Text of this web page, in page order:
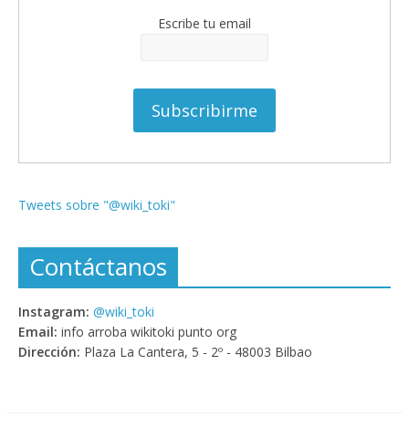
Escribe tu email
Tweets sobre "@wiki_toki"
Contáctanos
Instagram: @wiki_toki
Email: info arroba wikitoki punto org
Dirección: Plaza La Cantera, 5 - 2º - 48003 Bilbao